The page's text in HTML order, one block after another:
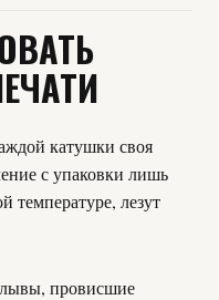
катушки своя
с упаковки лишь
температуре, лезут
провисшие